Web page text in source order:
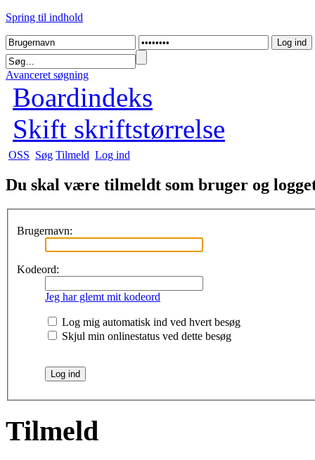
Spring til indhold
Avanceret søgning
Boardindeks
Skift skriftstørrelse
OSS Søg Tilmeld Log ind
Du skal være tilmeldt som bruger og
Brugernavn:
Kodeord:
Jeg har glemt mit kodeord
Log mig automatisk ind ved hvert besøg
Skjul min onlinestatus ved dette besøg
Tilmeld